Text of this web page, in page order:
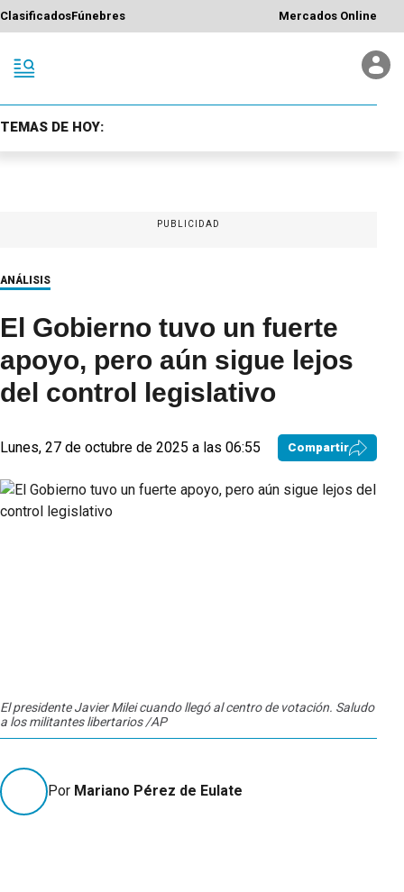
ClasificadosFúnebres Mercados Online
TEMAS DE HOY:
PUBLICIDAD
ANÁLISIS
El Gobierno tuvo un fuerte
apoyo, pero aún sigue lejos
del control legislativo
Lunes, 27 de octubre de 2025 a las 06:55 Compartir
El presidente Javier Milei cuando llegó al centro de votación. Saludo
a los militantes libertarios /AP
Por Mariano Pérez de Eulate